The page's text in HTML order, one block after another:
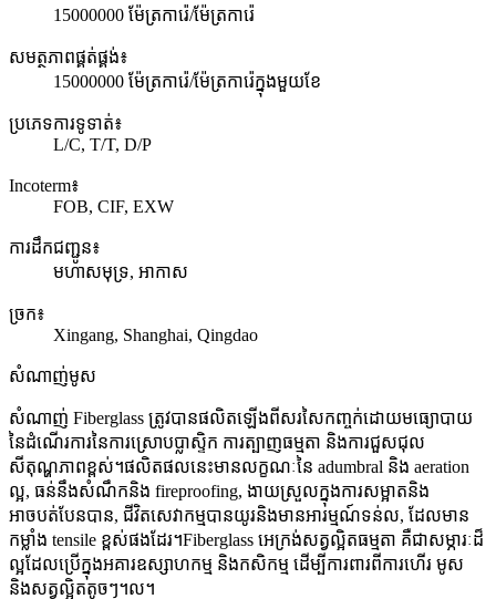
15000000 ម៉ែត្រការ៉េ/ម៉ែត្រការ៉េ
សមត្ថភាពផ្គត់ផ្គង់៖
15000000 ម៉ែត្រការ៉េ/ម៉ែត្រការ៉េក្នុងមួយខែ
ប្រភេទការទូទាត់៖
L/C, T/T, D/P
Incoterm៖
FOB, CIF, EXW
ការដឹកជញ្ជូន៖
មហាសមុទ្រ, អាកាស
ច្រក៖
Xingang, Shanghai, Qingdao
សំណាញ់មូស
សំណាញ់ Fiberglass ត្រូវបានផលិតឡើងពីសរសៃកញ្ចក់ដោយមធ្យោបាយ
នៃដំណើរការនៃការស្រោបប្លាស្ទិក ការត្បាញធម្មតា និងការជួសជុល
សីតុណ្ហភាពខ្ពស់។ផលិតផលនេះមានលក្ខណៈនៃ adumbral និង aeration
ល្អ, ធន់នឹងសំណឹកនិង fireproofing, ងាយស្រួលក្នុងការសម្អាតនិង
អាចបត់បែនបាន, ជីវិតសេវាកម្មបានយូរនិងមានអារម្មណ៍ទន់ល, ដែលមាន
កម្លាំង tensile ខ្ពស់ផងដែរ។Fiberglass អេក្រង់សត្វល្អិតធម្មតា គឺជាសម្ភារៈដ៏
ល្អដែលប្រើក្នុងអគារឧស្សាហកម្ម និងកសិកម្ម ដើម្បីការពារពីការហើរ មូស
និងសត្វល្អិតតូចៗ។ល។